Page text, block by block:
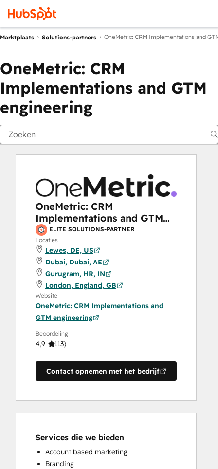
Marktplaats Solutions-partners OneMetric: CRM Implementations and
OneMetric: CRM
Implementations and GTM
engineering
OneMetric: CRM
Implementations and GTM
engineering
ELITE SOLUTIONS-PARTNER
Locaties
Lewes, DE, US
Dubai, Dubai, AE
Gurugram, HR, IN
London, England, GB
Website
OneMetric: CRM Implementations and
GTM engineering
Beoordeling
4,9 (113)
Contact opnemen met het bedrijf
Services die we bieden
Account based marketing
Branding